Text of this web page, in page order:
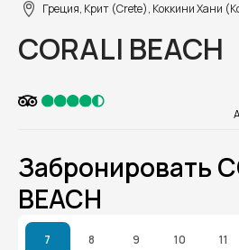
Греция, Крит (Crete), Коккини Хани
CORALI BEACH
Забронировать
BEACH
7 8 9 10 11